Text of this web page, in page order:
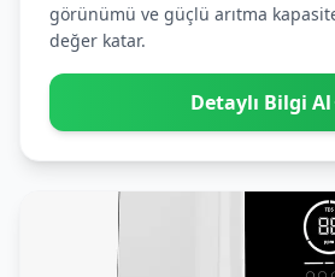
görünümü ve güçlü arıtma
değer katar.
Detaylı Bilgi Al